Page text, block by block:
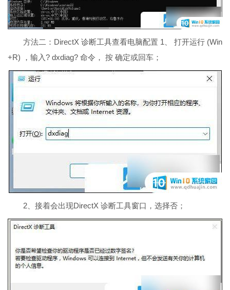
方法二：DirectX 诊断工具查看电脑配置 1、 打开运行 (Win
+R) ，输入? dxdiag? 命令， 按 确定或回车；
2、接着会出现DirectX 诊断工具窗口，选择否；